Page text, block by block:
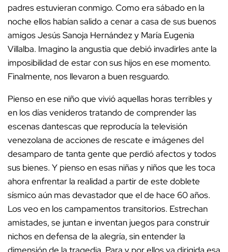
padres estuvieran conmigo. Como era sábado en la
noche ellos habían salido a cenar a casa de sus buenos
amigos Jesús Sanoja Hernández y María Eugenia
Villalba. Imagino la angustia que debió invadirles ante la
imposibilidad de estar con sus hijos en ese momento.
Finalmente, nos llevaron a buen resguardo.
Pienso en ese niño que vivió aquellas horas terribles y
en los días venideros tratando de comprender las
escenas dantescas que reproducía la televisión
venezolana de acciones de rescate e imágenes del
desamparo de tanta gente que perdió afectos y todos
sus bienes. Y pienso en esas niñas y niños que les toca
ahora enfrentar la realidad a partir de este doblete
sísmico aún mas devastador que el de hace 60 años.
Los veo en los campamentos transitorios. Estrechan
amistades, se juntan e inventan juegos para construir
nichos en defensa de la alegría, sin entender la